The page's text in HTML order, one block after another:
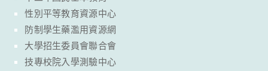
性別平等教育資源中心
防制學生藥濫用資源網
大學招生委員會聯合會
技專校院入學測驗中心